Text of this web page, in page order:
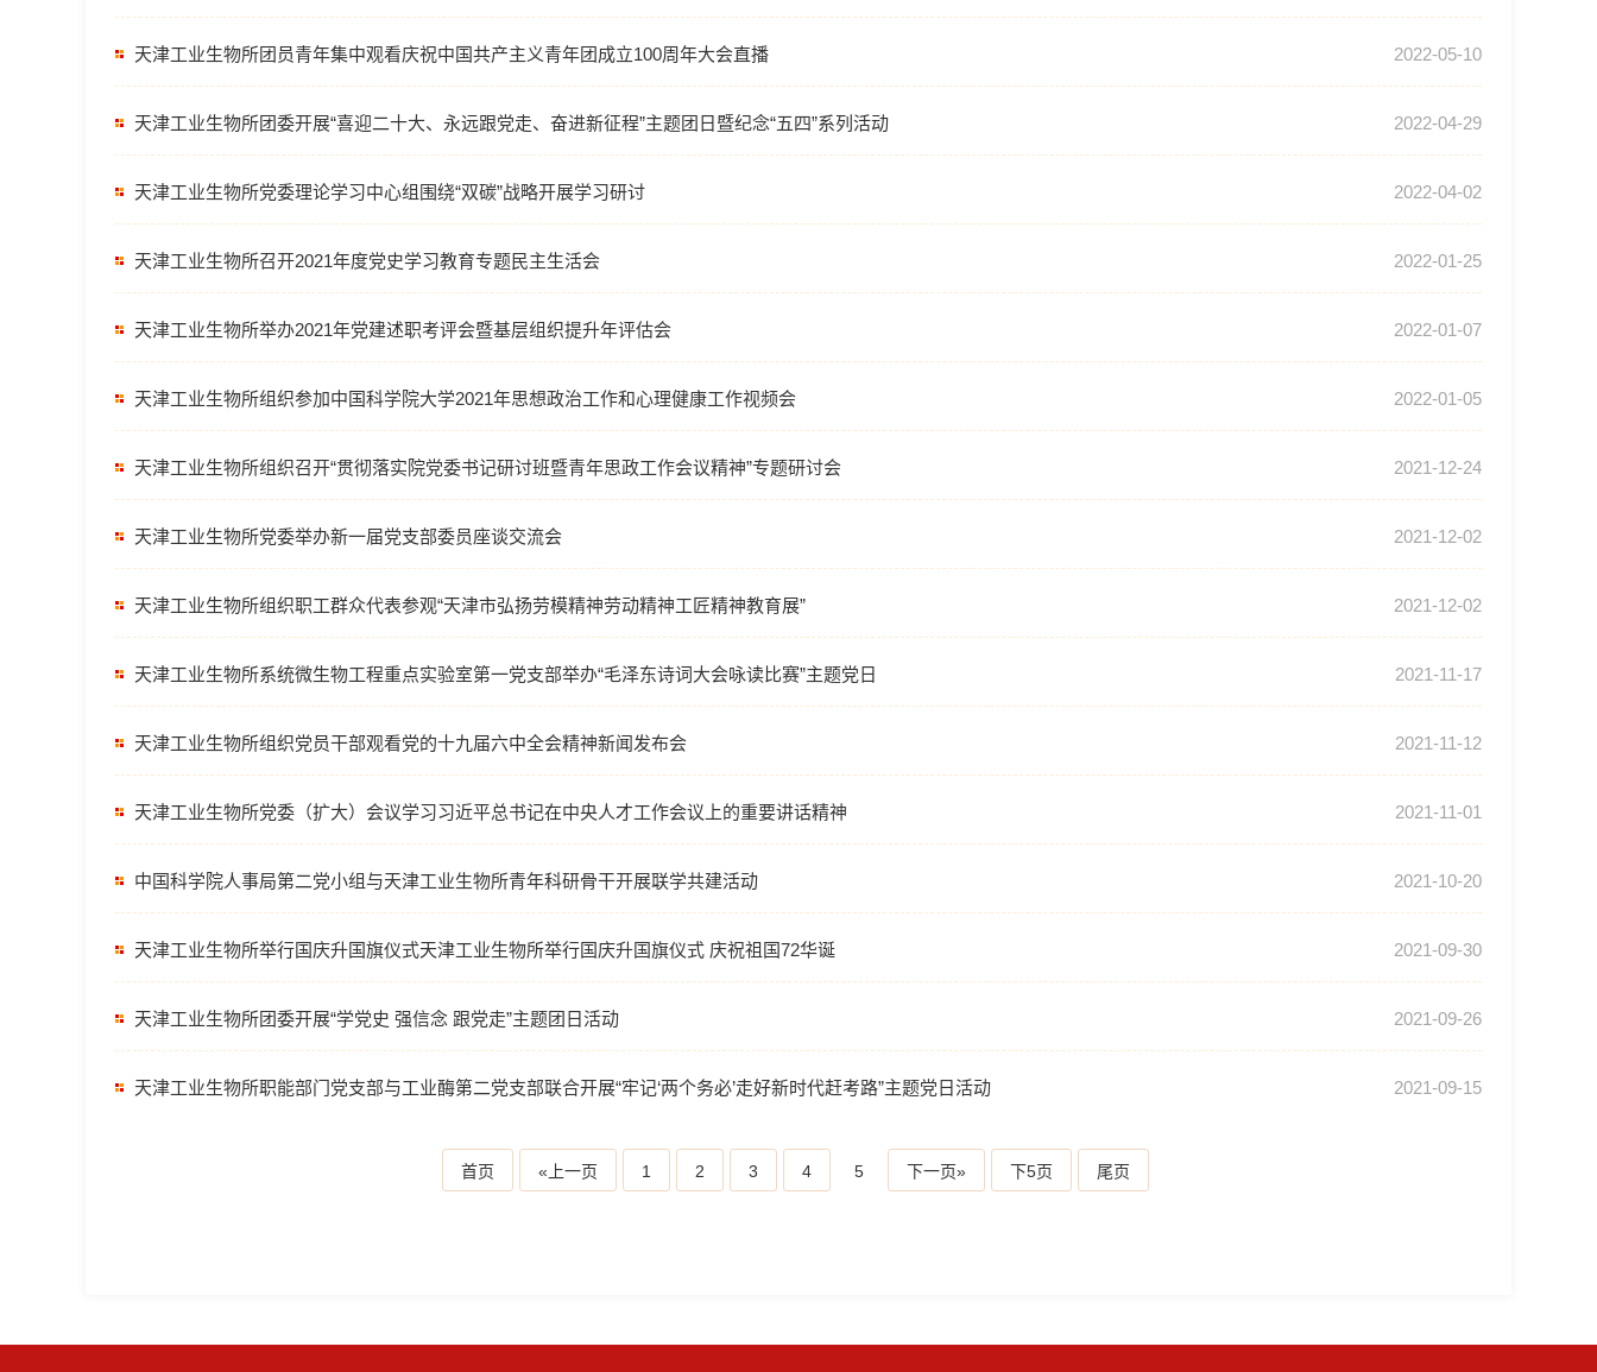
天津工业生物所团员青年集中观看庆祝中国共产主义青年团成立100周年大会直播 2022-05-10
天津工业生物所团委开展“喜迎二十大、永远跟党走、奋进新征程”主题团日暨纪念“五四”系列活动 2022-04-29
天津工业生物所党委理论学习中心组围绕“双碳”战略开展学习研讨 2022-04-02
天津工业生物所召开2021年度党史学习教育专题民主生活会 2022-01-25
天津工业生物所举办2021年党建述职考评会暨基层组织提升年评估会 2022-01-07
天津工业生物所组织参加中国科学院大学2021年思想政治工作和心理健康工作视频会 2022-01-05
天津工业生物所组织召开“贯彻落实院党委书记研讨班暨青年思政工作会议精神”专题研讨会 2021-12-24
天津工业生物所党委举办新一届党支部委员座谈交流会 2021-12-02
天津工业生物所组织职工群众代表参观“天津市弘扬劳模精神劳动精神工匠精神教育展” 2021-12-02
天津工业生物所系统微生物工程重点实验室第一党支部举办“毛泽东诗词大会咏读比赛”主题党日 2021-11-17
天津工业生物所组织党员干部观看党的十九届六中全会精神新闻发布会 2021-11-12
天津工业生物所党委（扩大）会议学习习近平总书记在中央人才工作会议上的重要讲话精神 2021-11-01
中国科学院人事局第二党小组与天津工业生物所青年科研骨干开展联学共建活动 2021-10-20
天津工业生物所举行国庆升国旗仪式天津工业生物所举行国庆升国旗仪式 庆祝祖国72华诞 2021-09-30
天津工业生物所团委开展“学党史 强信念 跟党走”主题团日活动 2021-09-26
天津工业生物所职能部门党支部与工业酶第二党支部联合开展“牢记‘两个务必’走好新时代赶考路”主题党日活动 2021-09-15
首页 «上一页 1 2 3 4 5 下一页» 下5页 尾页